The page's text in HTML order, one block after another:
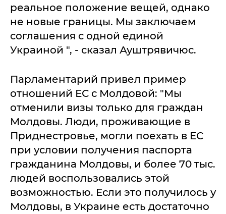
реальное положение вещей, однако
не новые границы. Мы заключаем
соглашения с одной единой
Украиной ", - сказал Ауштрявичюс.
Парламентарий привел пример
отношений ЕС с Молдовой: "Мы
отменили визы только для граждан
Молдовы. Люди, проживающие в
Приднестровье, могли поехать в ЕС
при условии получения паспорта
гражданина Молдовы, и более 70 тыс.
людей воспользовались этой
возможностью. Если это получилось у
Молдовы, в Украине есть достаточно